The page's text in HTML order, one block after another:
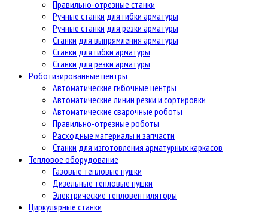
Правильно-отрезные станки
Ручные станки для гибки арматуры
Ручные станки для резки арматуры
Станки для выпрямления арматуры
Станки для гибки арматуры
Станки для резки арматуры
Роботизированные центры
Автоматические гибочные центры
Автоматические линии резки и сортировки
Автоматические сварочные роботы
Правильно-отрезные роботы
Расходные материалы и запчасти
Станки для изготовления арматурных каркасов
Тепловое оборудование
Газовые тепловые пушки
Дизельные тепловые пушки
Электрические тепловентиляторы
Циркулярные станки